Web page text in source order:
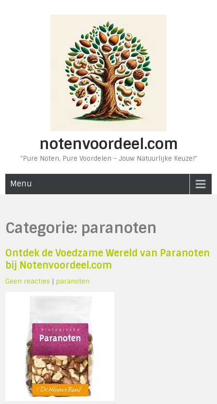
notenvoordeel.com
"Pure Noten, Pure Voordelen – Jouw Natuurlijke Keuze!"
Menu
Categorie: paranoten
Ontdek de Voedzame Wereld van Paranoten
bij Notenvoordeel.com
Geen reacties | paranoten